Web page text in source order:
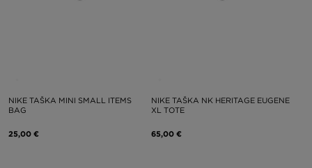
NIKE TAŠKA MINI SMALL ITEMS
BAG
25,00 €
NIKE TAŠKA NK HERITAGE EUGENE
XL TOTE
65,00 €